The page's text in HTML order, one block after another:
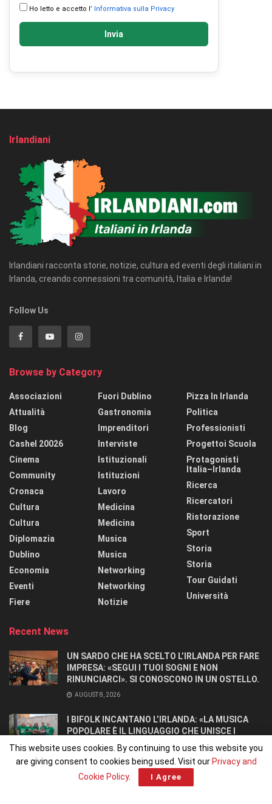
Ho letto e accetto l’ Informativa sulla Privacy
Invia
Irlandiani
Irlandiani racconta storie, notizie, cultura ed eventi degli italiani in
Irlanda, creando connessioni tra comunità, Italia e Irlanda!
Follow Us
Browse by Category
Associazioni
Attualità
Blog
Cashel 20026
Cinema
Community
Cronaca
Cultura
Cultura
Diplomazia
Dublino
Economia
Eventi
Fiere
Fuori Dublino
Gastronomia
Imprenditori
Interviste
Istituzionali
Istituzioni
Lavoro
Medicina
Medicina
Musica
Musica
Networking
Networking
Notizie
Pizza In Irlanda
Politica
Professionisti
Progettoi Scuola
Protagonisti
Italia–Irlanda
Ricerca
Ricercatori
Ristorazione
Sport
Storia
Storia
Tour Guidati
Università
Recent News
UN SARDO CHE HA SCELTO L’IRLANDA PER FARE
IMPRESA: «SEGUI I TUOI SOGNI E NON
RINUNCIARCI». SI CONOSCONO IN UN OSTELLO.
AUGUST 8, 2026
I BIFOLK INCANTANO L’IRLANDA: «LA MUSICA
POPOLARE È IL LINGUAGGIO CHE UNISCE I
POPOLI»
JULY 31, 2026
This website uses cookies. By continuing to use this website you
are giving consent to cookies being used. Visit our Privacy and
Cookie Policy. I Agree